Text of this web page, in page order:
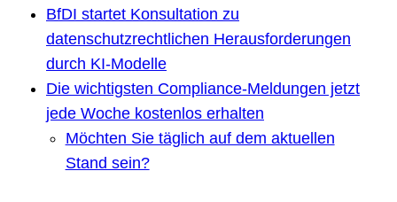
BfDI startet Konsultation zu
datenschutzrechtlichen Herausforderungen
durch KI-Modelle
Die wichtigsten Compliance-Meldungen jetzt
jede Woche kostenlos erhalten
Möchten Sie täglich auf dem aktuellen
Stand sein?